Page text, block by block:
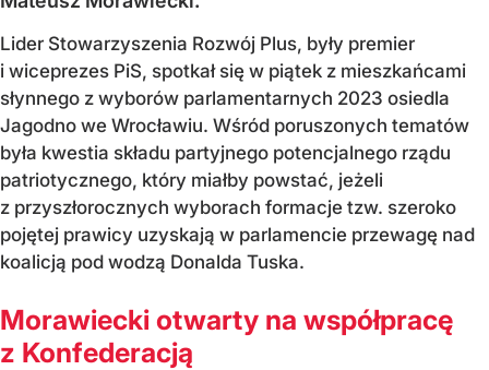
Lider Stowarzyszenia Rozwój Plus, były premier
i wiceprezes PiS, spotkał się w piątek z mieszkańcami
słynnego z wyborów parlamentarnych 2023 osiedla
Jagodno we Wrocławiu. Wśród poruszonych tematów
była kwestia składu partyjnego potencjalnego rządu
patriotycznego, który miałby powstać, jeżeli
z przyszłorocznych wyborach formacje tzw. szeroko
pojętej prawicy uzyskają w parlamencie przewagę nad
koalicją pod wodzą Donalda Tuska.
Morawiecki otwarty na współpracę
z Konfederacją